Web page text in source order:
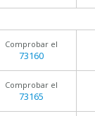
Comprobar el
73160
Comprobar el
73165